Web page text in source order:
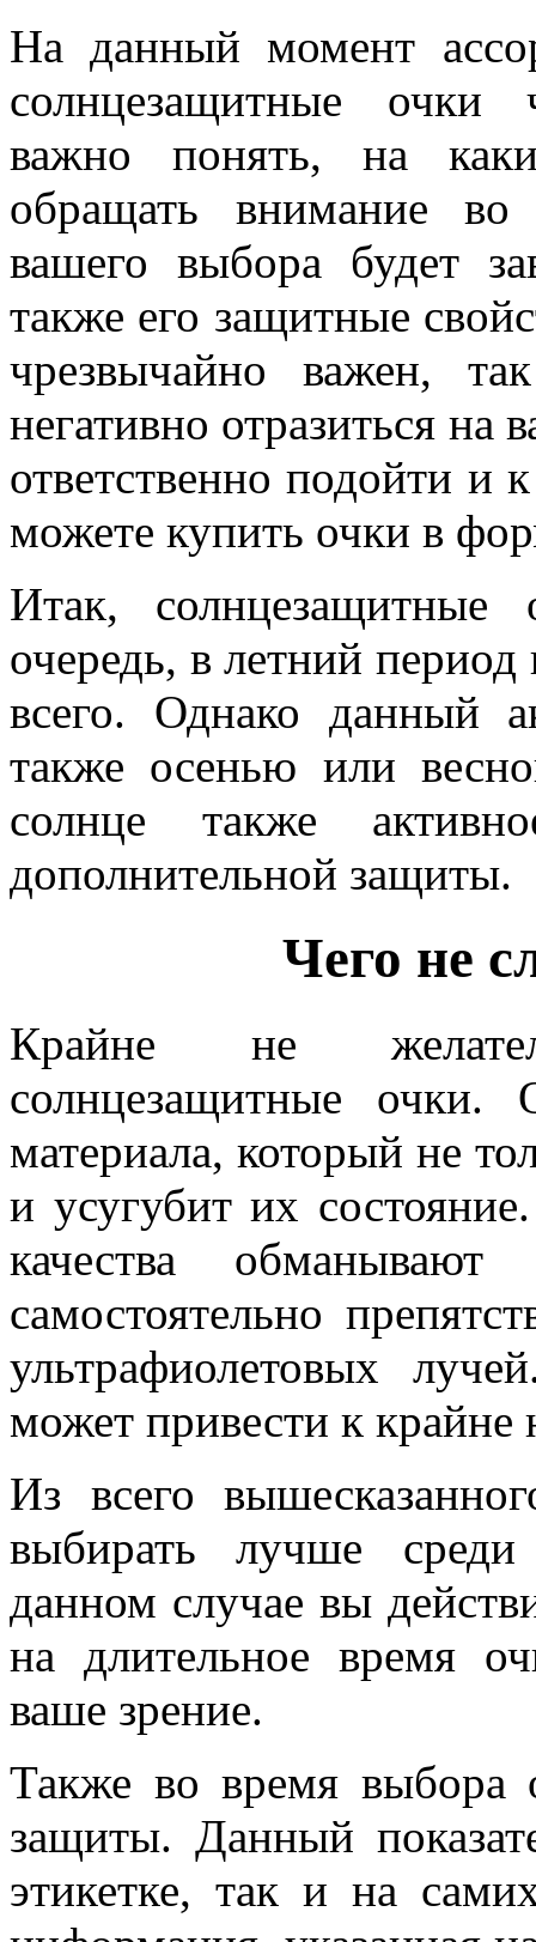
На данный момент
солнцезащитные очки
важно понять, на
обращать внимание
вашего выбора будет
также его защитные
чрезвычайно важен,
негативно отразиться
ответственно подойти
можете купить очки в
Итак,
очередь, в летний период
всего. Однако данный
также осенью или
солнце также
дополнительной защиты.
Чего не
Крайне не
солнцезащитные
материала, который не
и усугубит их
качества
самостоятельно
ультрафиолетовых
может привести к
Из всего
выбирать лучше
данном случае вы
на длительное время
ваше зрение.
Также во время выбора
защиты. Данный
этикетке, так и на